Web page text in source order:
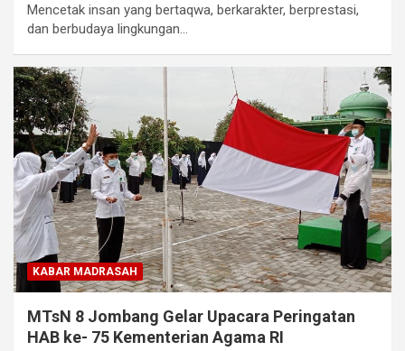
Mencetak insan yang bertaqwa, berkarakter, berprestasi,
dan berbudaya lingkungan…
KABAR MADRASAH
MTsN 8 Jombang Gelar Upacara Peringatan
HAB ke- 75 Kementerian Agama RI